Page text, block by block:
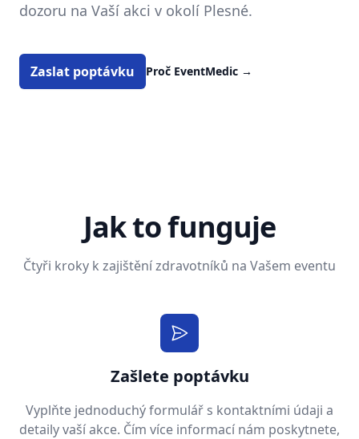
dozoru na Vaší akci v okolí Plesné.
Zaslat poptávku Proč EventMedic →
Jak to funguje
Čtyři kroky k zajištění zdravotníků na Vašem eventu
Zašlete poptávku
Vyplňte jednoduchý formulář s kontaktními údaji a
detaily vaší akce. Čím více informací nám poskytnete,